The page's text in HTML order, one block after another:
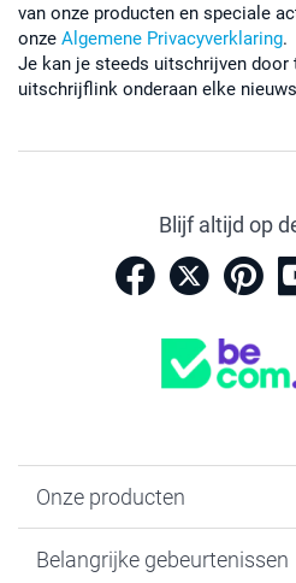
van onze producten en speciale
onze Algemene Privacyverklaring.
Je kan je steeds uitschrijven door
uitschrijflink onderaan elke
Blijf altijd op
Onze producten
Fotogeschenken
Belangrijke gebeurtenissen